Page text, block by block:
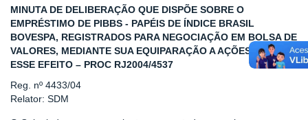
MINUTA DE DELIBERAÇÃO QUE DISPÕE SOBRE O
EMPRÉSTIMO DE PIBBS - PAPÉIS DE ÍNDICE BRASIL
BOVESPA, REGISTRADOS PARA NEGOCIAÇÃO EM BOLSA DE
VALORES, MEDIANTE SUA EQUIPARAÇÃO A AÇÕES, PARA
ESSE EFEITO – PROC RJ2004/4537
Reg. nº 4433/04
Relator: SDM